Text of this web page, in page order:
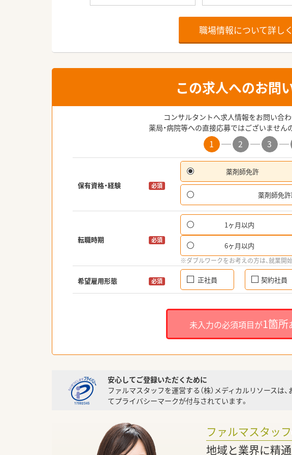
職場情報について詳し
この求人へのお問
コンサルタントへ求人情報をお問い合わ
薬局・病院等への直接応募ではございません
1 2 3
保有資格・経験 必須
薬剤師免許
薬剤師免許
転職時期 必須
1ヶ月以内
6ヶ月以内
※ダブルワークをお考えの方は、就業開
希望雇用形態 必須 正社員 契約社員
未入力の必須項目が1箇所
安心してご登録いただくために
ファルマスタッフを運営する（株）メディカルリソースは
てプライバシーマークが付与されています。
ファルマスタッ
地域と業界に精